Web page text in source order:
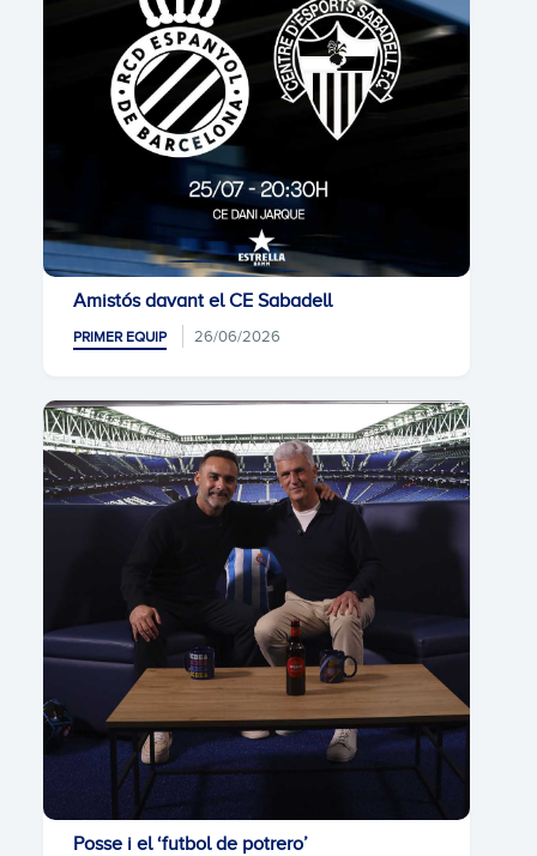
Amistós davant el CE Sabadell
PRIMER EQUIP 26/06/2026
Posse i el ‘futbol de potrero’